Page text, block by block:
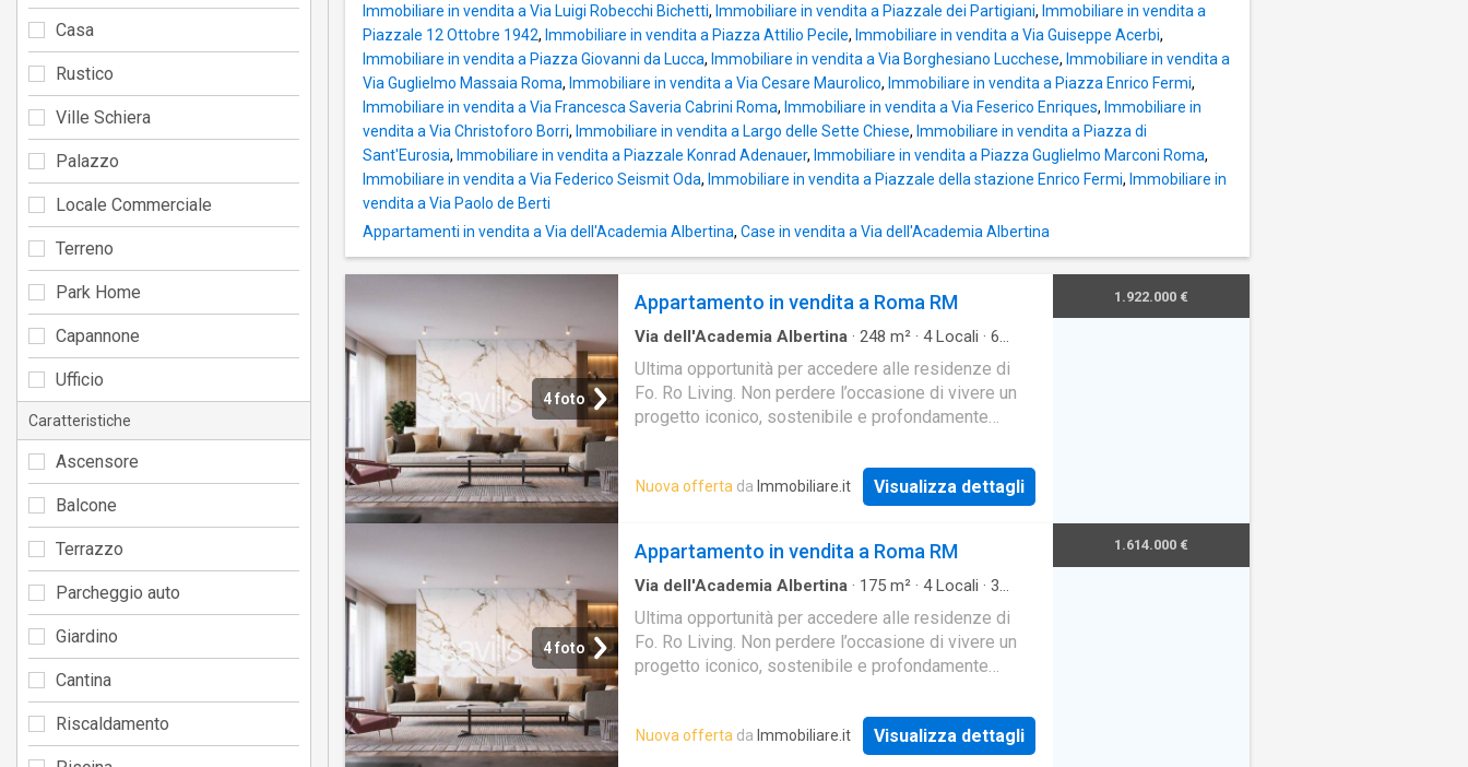
Immobiliare in vendita a Via Luigi Robecchi Bichetti, Immobiliare in vendita a Piazzale dei Partigiani, Immobiliare in vendita a
Piazzale 12 Ottobre 1942, Immobiliare in vendita a Piazza Attilio Pecile, Immobiliare in vendita a Via Guiseppe Acerbi,
Immobiliare in vendita a Piazza Giovanni da Lucca, Immobiliare in vendita a Via Borghesiano Lucchese, Immobiliare in vendita a
Via Guglielmo Massaia Roma, Immobiliare in vendita a Via Cesare Maurolico, Immobiliare in vendita a Piazza Enrico Fermi,
Immobiliare in vendita a Via Francesca Saveria Cabrini Roma, Immobiliare in vendita a Via Feserico Enriques, Immobiliare in
vendita a Via Christoforo Borri, Immobiliare in vendita a Largo delle Sette Chiese, Immobiliare in vendita a Piazza di
Sant'Eurosia, Immobiliare in vendita a Piazzale Konrad Adenauer, Immobiliare in vendita a Piazza Guglielmo Marconi Roma,
Immobiliare in vendita a Via Federico Seismit Oda, Immobiliare in vendita a Piazzale della stazione Enrico Fermi, Immobiliare in
vendita a Via Paolo de Berti
Appartamenti in vendita a Via dell'Academia Albertina, Case in vendita a Via dell'Academia Albertina
4 foto
Appartamento in vendita a Roma RM
Via dell'Academia Albertina · 248 m² · 4Locali · 6
Ultima opportunità per accedere alle residenze di
Fo. Ro Living. Non perdere l’occasione di vivere un
progetto iconico, sostenibile e profondamente
Nuova offerta da Immobiliare.it Visualizza dettagli
1.922.000 €
4 foto
Appartamento in vendita a Roma RM
Via dell'Academia Albertina · 175 m² · 4Locali · 3
Ultima opportunità per accedere alle residenze di
Fo. Ro Living. Non perdere l’occasione di vivere un
progetto iconico, sostenibile e profondamente
Nuova offerta da Immobiliare.it Visualizza dettagli
1.614.000 €
Casa
Rustico
Ville Schiera
Palazzo
Locale Commerciale
Terreno
Park Home
Capannone
Ufficio
Caratteristiche
Ascensore
Balcone
Terrazzo
Parcheggio auto
Giardino
Cantina
Riscaldamento